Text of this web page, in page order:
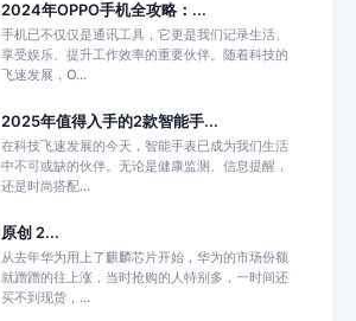
2024年OPPO手机全攻略：...
手机已不仅仅是通讯工具，它更是我们记录生活、
享受娱乐、提升工作效率的重要伙伴。随着科技的
飞速发展，O...
2025年值得入手的2款智能手...
在科技飞速发展的今天，智能手表已成为我们生活
中不可或缺的伙伴。无论是健康监测、信息提醒，
还是时尚搭配...
原创 2...
从去年华为用上了麒麟芯片开始，华为的市场份额
就蹭蹭的往上涨，当时抢购的人特别多，一时间还
买不到现货，...